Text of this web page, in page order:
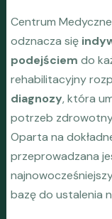
Centrum Medyczne
odznacza się
podejściem do
rehabilitacyjny
diagnozy, która
potrzeb
Oparta na
przeprowadzana
bazę do ustalenia